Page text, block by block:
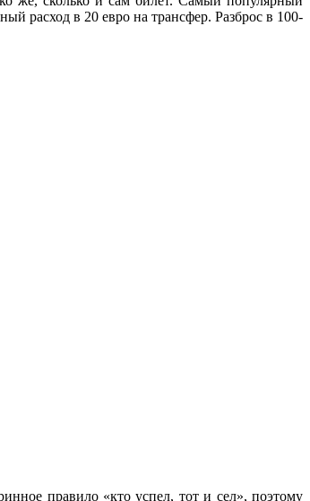
расход в 20 евро на трансфер. Разброс в 100-
правило «кто успел, тот и сел», поэтому